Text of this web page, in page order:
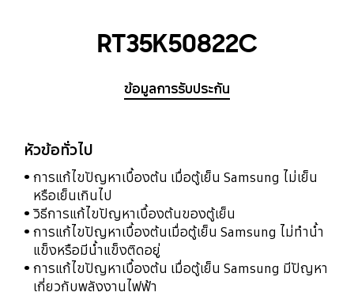
RT35K50822C
ข้อมูลการรับประกัน
หัวข้อทั่วไป
การแก้ไขปัญหาเบื้องต้น เมื่อตู้เย็น Samsung ไม่เย็น
หรือเย็นเกินไป
วิธีการแก้ไขปัญหาเบื้องต้นของตู้เย็น
การแก้ไขปัญหาเบื้องต้นเมื่อตู้เย็น Samsung ไม่ทำน้ำ
แข็งหรือมีน้ำแข็งติดอยู่
การแก้ไขปัญหาเบื้องต้น เมื่อตู้เย็น Samsung มีปัญหา
เกี่ยวกับพลังงานไฟฟ้า